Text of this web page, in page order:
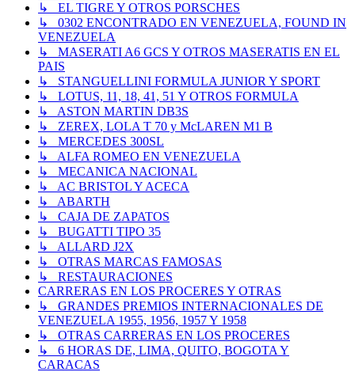
↳ EL TIGRE Y OTROS PORSCHES
↳ 0302 ENCONTRADO EN VENEZUELA, FOUND IN
VENEZUELA
↳ MASERATI A6 GCS Y OTROS MASERATIS EN EL
PAIS
↳ STANGUELLINI FORMULA JUNIOR Y SPORT
↳ LOTUS, 11, 18, 41, 51 Y OTROS FORMULA
↳ ASTON MARTIN DB3S
↳ ZEREX, LOLA T 70 y McLAREN M1 B
↳ MERCEDES 300SL
↳ ALFA ROMEO EN VENEZUELA
↳ MECANICA NACIONAL
↳ AC BRISTOL Y ACECA
↳ ABARTH
↳ CAJA DE ZAPATOS
↳ BUGATTI TIPO 35
↳ ALLARD J2X
↳ OTRAS MARCAS FAMOSAS
↳ RESTAURACIONES
CARRERAS EN LOS PROCERES Y OTRAS
↳ GRANDES PREMIOS INTERNACIONALES DE
VENEZUELA 1955, 1956, 1957 Y 1958
↳ OTRAS CARRERAS EN LOS PROCERES
↳ 6 HORAS DE, LIMA, QUITO, BOGOTA Y
CARACAS